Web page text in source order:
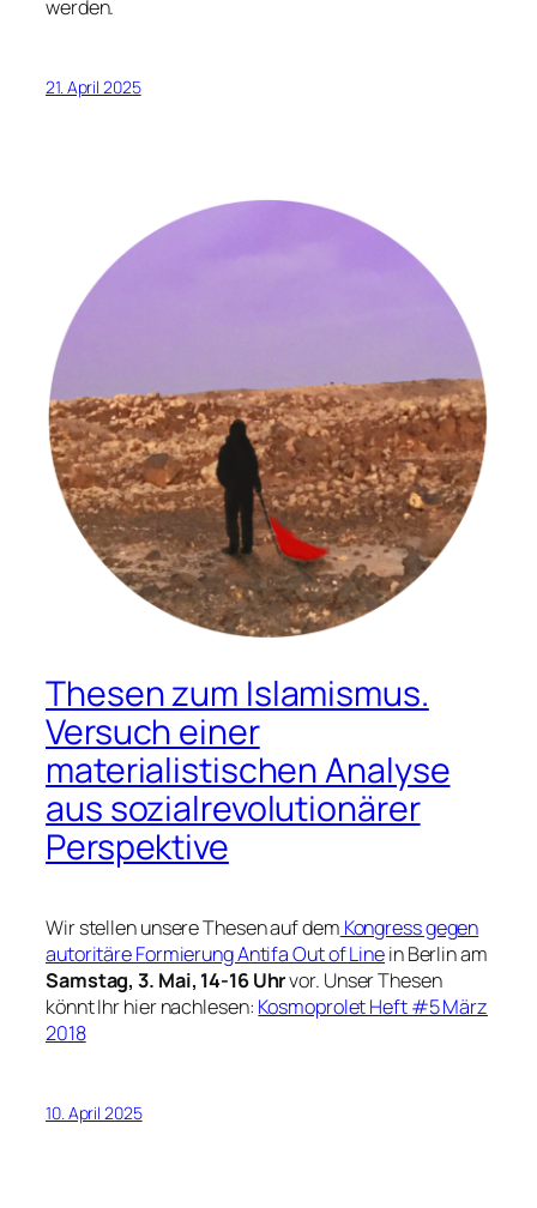
werden.
21. April 2025
Thesen zum Islamismus.
Versuch einer
materialistischen Analyse
aus sozialrevolutionärer
Perspektive
Wir stellen unsere Thesen auf dem Kongress gegen
autoritäre Formierung Antifa Out of Linein Berlin am
Samstag, 3. Mai, 14-16 Uhrvor. Unser Thesen
könnt Ihr hier nachlesen: Kosmoprolet Heft #5 März
2018
10. April 2025